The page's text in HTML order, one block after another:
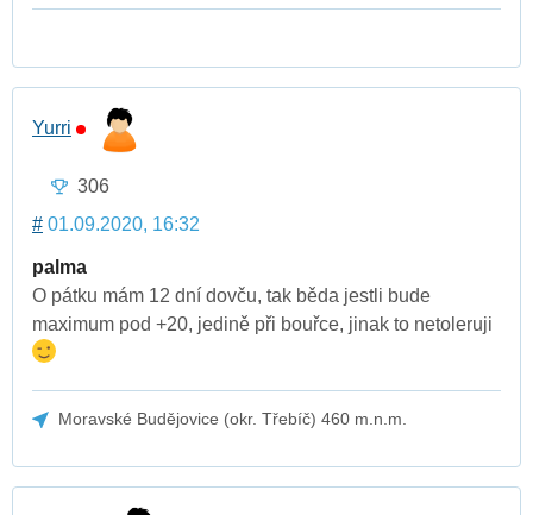
Yurri
306
# 01.09.2020, 16:32
palma
O pátku mám 12 dní dovču, tak běda jestli bude
maximum pod +20, jedině při bouřce, jinak to netoleruji
Moravské Budějovice (okr. Třebíč) 460 m.n.m.